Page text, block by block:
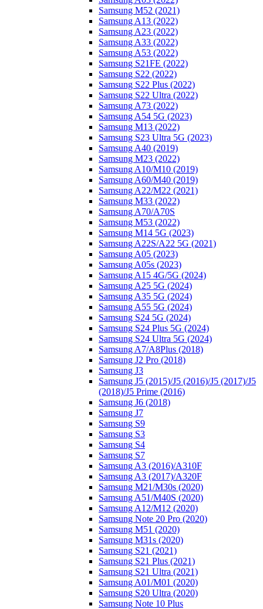
Samsung M52 (2021)
Samsung A13 (2022)
Samsung A23 (2022)
Samsung A33 (2022)
Samsung A53 (2022)
Samsung S21FE (2022)
Samsung S22 (2022)
Samsung S22 Plus (2022)
Samsung S22 Ultra (2022)
Samsung A73 (2022)
Samsung A54 5G (2023)
Samsung M13 (2022)
Samsung S23 Ultra 5G (2023)
Samsung A40 (2019)
Samsung M23 (2022)
Samsung A10/M10 (2019)
Samsung A60/M40 (2019)
Samsung A22/M22 (2021)
Samsung M33 (2022)
Samsung A70/A70S
Samsung M53 (2022)
Samsung M14 5G (2023)
Samsung A22S/A22 5G (2021)
Samsung A05 (2023)
Samsung A05s (2023)
Samsung A15 4G/5G (2024)
Samsung A25 5G (2024)
Samsung A35 5G (2024)
Samsung A55 5G (2024)
Samsung S24 5G (2024)
Samsung S24 Plus 5G (2024)
Samsung S24 Ultra 5G (2024)
Samsung A7/A8Plus (2018)
Samsung J2 Pro (2018)
Samsung J3
Samsung J5 (2015)/J5 (2016)/J5 (2017)/J5
(2018)/J5 Prime (2016)
Samsung J6 (2018)
Samsung J7
Samsung S9
Samsung S3
Samsung S4
Samsung S7
Samsung A3 (2016)/A310F
Samsung A3 (2017)/A320F
Samsung M21/M30s (2020)
Samsung A51/M40S (2020)
Samsung A12/M12 (2020)
Samsung Note 20 Pro (2020)
Samsung M51 (2020)
Samsung M31s (2020)
Samsung S21 (2021)
Samsung S21 Plus (2021)
Samsung S21 Ultra (2021)
Samsung A01/M01 (2020)
Samsung S20 Ultra (2020)
Samsung Note 10 Plus